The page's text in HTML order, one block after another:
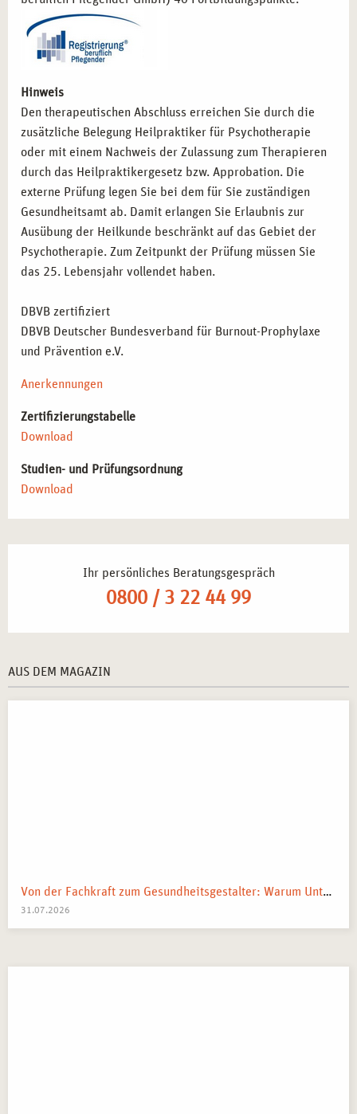
Hinweis
Den therapeutischen Abschluss erreichen Sie durch die
zusätzliche Belegung Heilpraktiker für Psychotherapie
oder mit einem Nachweis der Zulassung zum Therapieren
durch das Heilpraktikergesetz bzw. Approbation. Die
externe Prüfung legen Sie bei dem für Sie zuständigen
Gesundheitsamt ab. Damit erlangen Sie Erlaubnis zur
Ausübung der Heilkunde beschränkt auf das Gebiet der
Psychotherapie. Zum Zeitpunkt der Prüfung müssen Sie
das 25. Lebensjahr vollendet haben.
DBVB zertifiziert
DBVB Deutscher Bundesverband für Burnout-Prophylaxe
und Prävention e.V.
Anerkennungen
Zertifizierungstabelle
Download
Studien- und Prüfungsordnung
Download
Ihr persönliches Beratungsgespräch
0800 / 3 22 44 99
AUS DEM MAGAZIN
Von der Fachkraft zum Gesundheitsgestalter: Warum Unternehmen 2026 Business Health Coaches brauchen
31.07.2026